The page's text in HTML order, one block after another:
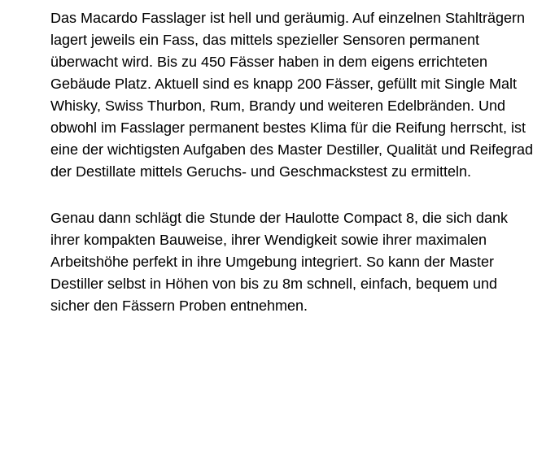
Das Macardo Fasslager ist hell und geräumig. Auf einzelnen Stahlträgern
lagert jeweils ein Fass, das mittels spezieller Sensoren permanent
überwacht wird. Bis zu 450 Fässer haben in dem eigens errichteten
Gebäude Platz. Aktuell sind es knapp 200 Fässer, gefüllt mit Single Malt
Whisky, Swiss Thurbon, Rum, Brandy und weiteren Edelbränden. Und
obwohl im Fasslager permanent bestes Klima für die Reifung herrscht, ist
eine der wichtigsten Aufgaben des Master Destiller, Qualität und Reifegrad
der Destillate mittels Geruchs- und Geschmackstest zu ermitteln.
Genau dann schlägt die Stunde der Haulotte Compact 8, die sich dank
ihrer kompakten Bauweise, ihrer Wendigkeit sowie ihrer maximalen
Arbeitshöhe perfekt in ihre Umgebung integriert. So kann der Master
Destiller selbst in Höhen von bis zu 8m schnell, einfach, bequem und
sicher den Fässern Proben entnehmen.